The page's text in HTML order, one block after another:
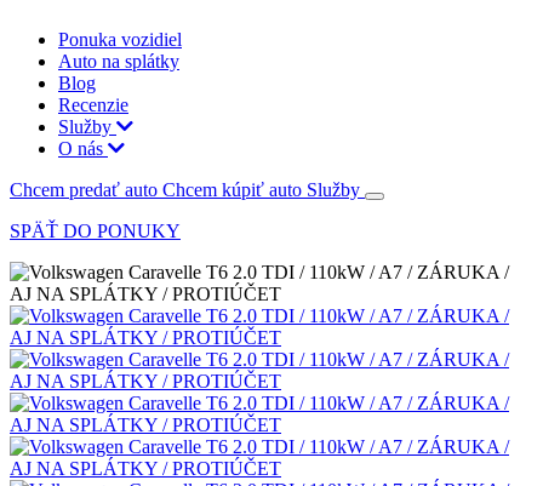
Ponuka vozidiel
Auto na splátky
Blog
Recenzie
Služby
O nás
Chcem predať auto Chcem kúpiť auto Služby
SPÄŤ DO PONUKY